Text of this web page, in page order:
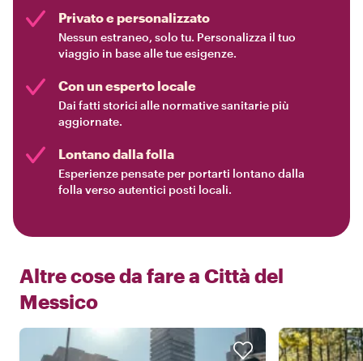
Privato e personalizzato
Nessun estraneo, solo tu. Personalizza il tuo
viaggio in base alle tue esigenze.
Con un esperto locale
Dai fatti storici alle normative sanitarie più
aggiornate.
Lontano dalla folla
Esperienze pensate per portarti lontano dalla
folla verso autentici posti locali.
Altre cose da fare a Città del
Messico